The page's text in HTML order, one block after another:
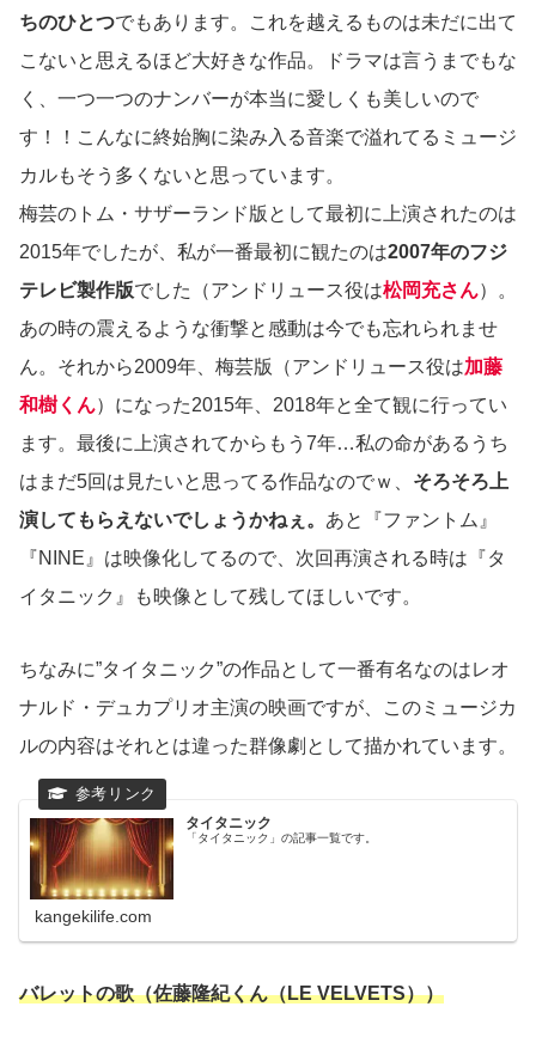
ちのひとつでもあります。これを越えるものは未だに出て
こないと思えるほど大好きな作品。ドラマは言うまでもな
く、一つ一つのナンバーが本当に愛しくも美しいので
す！！こんなに終始胸に染み入る音楽で溢れてるミュージ
カルもそう多くないと思っています。
梅芸のトム・サザーランド版として最初に上演されたのは
2015年でしたが、私が一番最初に観たのは2007年のフジ
テレビ製作版でした（アンドリュース役は松岡充さん）。
あの時の震えるような衝撃と感動は今でも忘れられませ
ん。それから2009年、梅芸版（アンドリュース役は加藤
和樹くん）になった2015年、2018年と全て観に行ってい
ます。最後に上演されてからもう7年…私の命があるうち
はまだ5回は見たいと思ってる作品なのでｗ、 そろそろ上
演してもらえないでしょうかねぇ。 あと『ファントム』
『NINE』は映像化してるので、次回再演される時は『タ
イタニック』も映像として残してほしいです。
ちなみに”タイタニック”の作品として一番有名なのはレオ
ナルド・デュカプリオ主演の映画ですが、このミュージカ
ルの内容はそれとは違った群像劇として描かれています。
タイタニック
「タイタニック」の記事一覧です。
kangekilife.com
バレットの歌（佐藤隆紀くん（LE VELVETS））